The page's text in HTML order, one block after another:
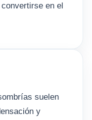
en el
suelen
y